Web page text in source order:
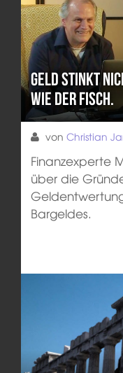
Geld stinkt
wie der Fisch.
von Christian
Finanzexperte
über die
Bargeldes.